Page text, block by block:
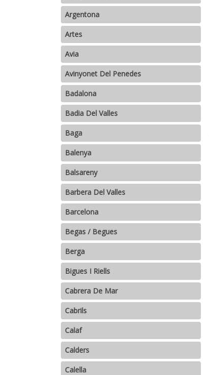
Argentona
Artes
Avia
Avinyonet Del Penedes
Badalona
Badia Del Valles
Baga
Balenya
Balsareny
Barbera Del Valles
Barcelona
Begas / Begues
Berga
Bigues I Riells
Cabrera De Mar
Cabrils
Calaf
Calders
Calella